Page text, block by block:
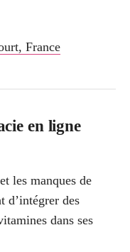
, France
en ligne
les manques de
d’intégrer des
dans ses